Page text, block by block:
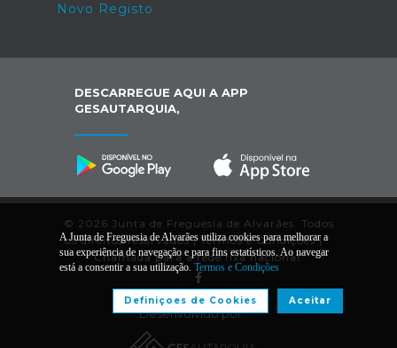
Novo Registo
DESCARREGUE AQUI A APP
GESAUTARQUIA,
© 2026 Junta de Freguesia de Alvarães. Todos
os direitos reservados |Termos e Condições|*
Chamada para a rede fixa nacional.
Desenvolvido por:
A Junta de Freguesia de Alvarães utiliza cookies para melhorar a
sua experiência de navegação e para fins estatísticos. Ao navegar
está a consentir a sua utilização. Termos e Condições
Aceitar
Definiçoes de Cookies